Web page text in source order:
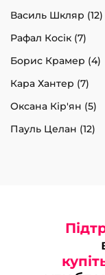
Василь Шкляр (12)
Рафал Косік (7)
Борис Крамер (4)
Кара Хантер (7)
Оксана Кір'ян (5)
Пауль Целан (12)